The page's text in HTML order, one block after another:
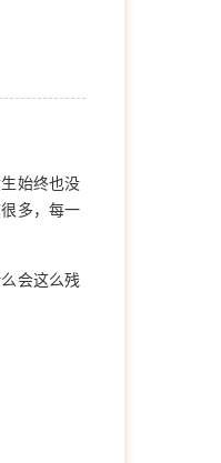
始终也没
多，每一
会这么残